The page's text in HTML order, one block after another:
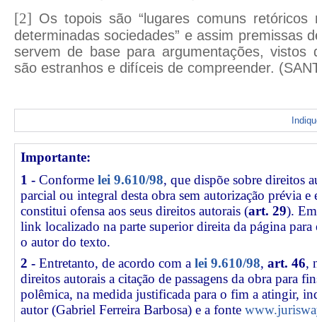
[2]
Os topois são “lugares comuns retóricos
determinadas sociedades” e assim premissas
servem de base para argumentações, vistos
são estranhos e difíceis de compreender.
Importante:
1 - Conforme lei 9.610/98, que dispõe sobre direitos
parcial ou integral desta obra sem autorização prévia e
constitui ofensa aos seus direitos autorais (art. 29).
link localizado na parte superior direita da página
o autor do texto.
2 - Entretanto, de acordo com a lei 9.610/98, art. 46,
direitos autorais a citação de passagens da obra para
polêmica, na medida justificada para o fim a atingir,
autor (Gabriel Ferreira Barbosa) e a fonte